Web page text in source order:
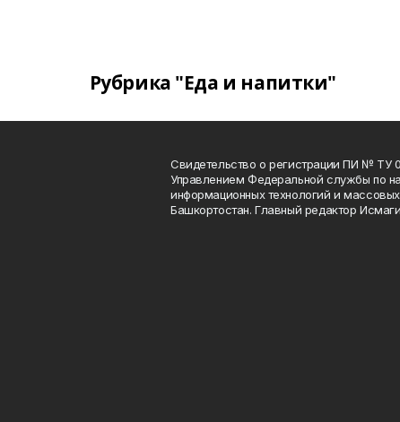
Рубрика "Еда и напитки"
Свидетельство о регистрации ПИ № ТУ
Управлением Федеральной службы по
информационных технологий и
Башкортостан. Главный редактор